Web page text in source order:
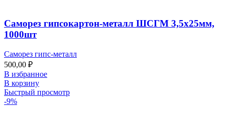
Саморез гипсокартон-металл ШСГМ 3,5х25мм,
1000шт
Саморез гипс-металл
500,00 ₽
В избранное
В корзину
Быстрый просмотр
-9%